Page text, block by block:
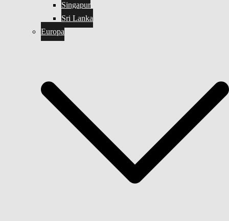
Singapur
Sri Lanka
Europa